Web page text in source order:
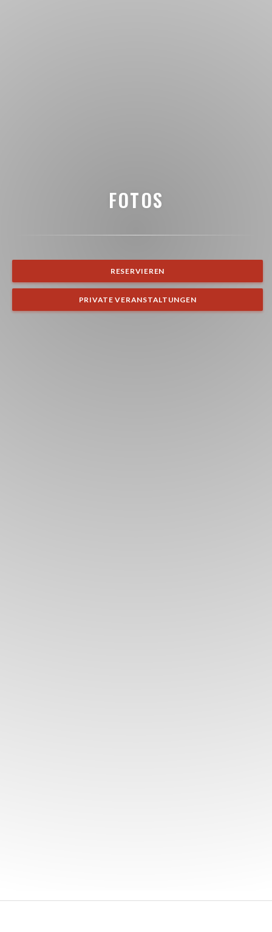
FOTOS
RESERVIEREN
PRIVATE VERANSTALTUNGEN